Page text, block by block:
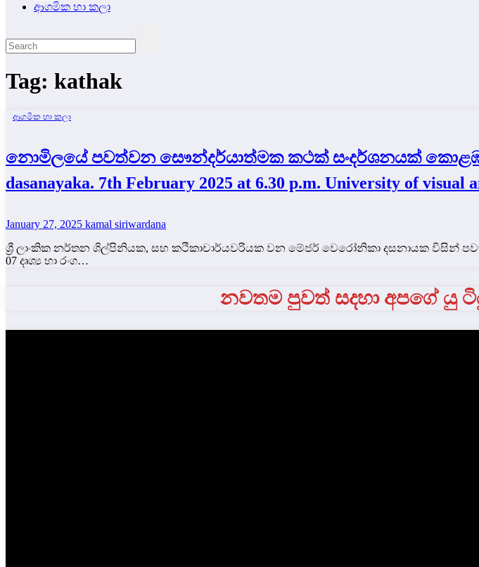
ආගමික හා කලා
Tag: kathak
ආගමික හා කලා
නොමිලයේ පවත්වන සෞන්දර්යාත්මක කථක් සංදර්ශනයක් කොළඹ දී.
dasanayaka. 7th February 2025 at 6.30 p.m. University of
January 27, 2025 kamal siriwardana
ශ්‍රී ලාංකික නර්තන ශිල්පිනියක, සහ කථිකාචාර්යවරියක වන මේජර් වෙරෝනිකා දසනායක විසින්
07 දෘශ්‍ය හා රංග…
නවතම පුවත් සදහා අපගේ යු